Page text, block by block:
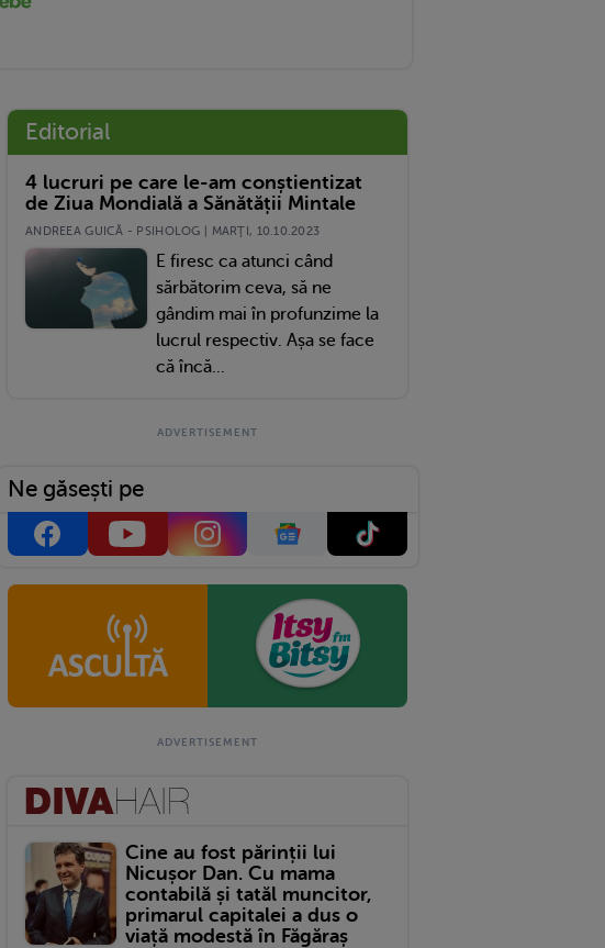
Funcționează Perfect Și Se Stinge Încet
Editorial
4 lucruri pe care le-am conștientizat
de Ziua Mondială a Sănătății Mintale
ANDREEA GUICĂ - PSIHOLOG | MARŢI, 10.10.2023
E firesc ca atunci când
sărbătorim ceva, să ne
gândim mai în profunzime la
lucrul respectiv. Așa se face
că încă...
Ne găsești pe
Cine au fost părinții lui
Nicușor Dan. Cu mama
contabilă și tatăl muncitor,
primarul capitalei a dus o
viață modestă în Făgăraș